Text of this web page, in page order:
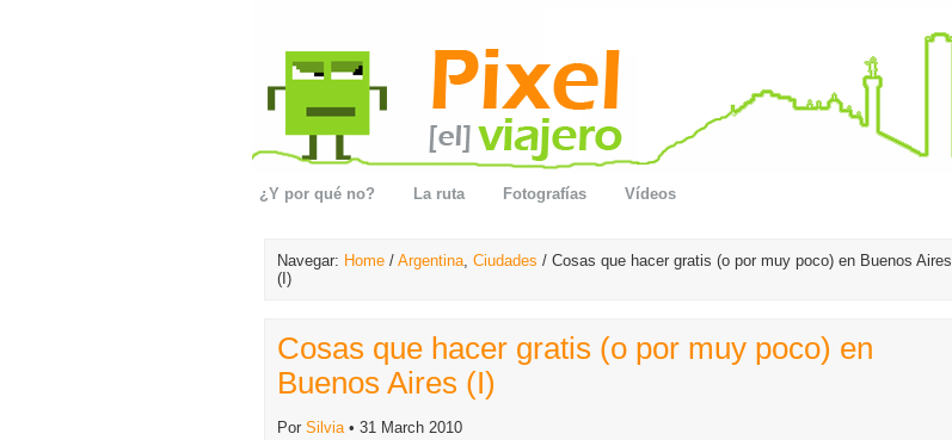
¿Y por qué no? La ruta Fotografías Vídeos
Navegar: Home / Argentina, Ciudades / Cosas que hacer gratis (o por muy poco) en Buenos Aires
(I)
Cosas que hacer gratis (o por muy poco) en
Buenos Aires (I)
Por Silvia• 31 March 2010